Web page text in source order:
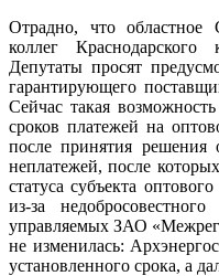
Отрадно, что областное
коллег
Депутаты просят
гарантирующего
Сейчас такая
сроков платежей на
после принятия решения
неплатежей, после
статуса субъекта
из-за
управляемых ЗАО
не изменилась:
установленного срока, а